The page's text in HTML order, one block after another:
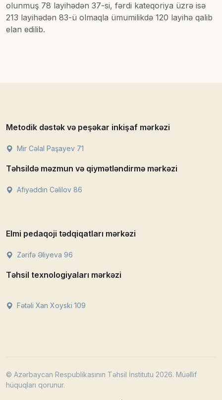
olunmuş 78 layihədən 37-si, fərdi kateqoriya üzrə isə
213 layihədən 83-ü olmaqla ümumilikdə 120 layihə qalib
elan edilib.
Metodik dəstək və peşəkar inkişaf mərkəzi
Mir Cəlal Paşayev 71
Təhsildə məzmun və qiymətləndirmə mərkəzi
Afiyəddin Cəlilov 86
Elmi pedaqoji tədqiqatları mərkəzi
Zərifə Əliyeva 96
Təhsil texnologiyaları mərkəzi
Fətəli Xan Xoyski 109
© Azərbaycan Respublikasının Təhsil İnstitutu 2026. Müəllif
hüquqları qorunur.